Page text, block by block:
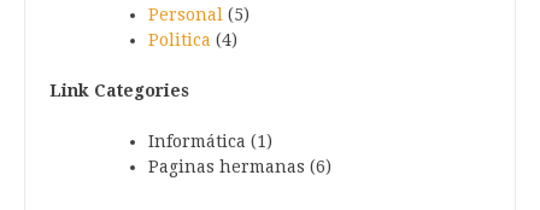
Personal (5)
Politica (4)
Link Categories
Informática (1)
Paginas hermanas (6)